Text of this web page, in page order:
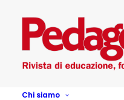
Chi siamo